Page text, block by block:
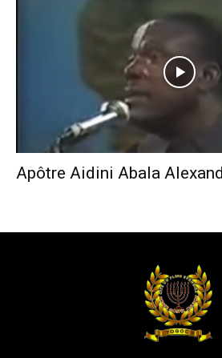
Apôtre Aidini Abala